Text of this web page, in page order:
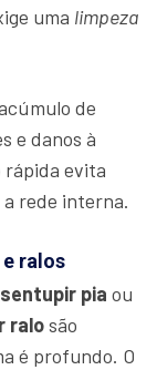
uma limpeza
de
e danos à
rápida evita
rede interna.
ralos
pia ou
ralosão
é profundo. O